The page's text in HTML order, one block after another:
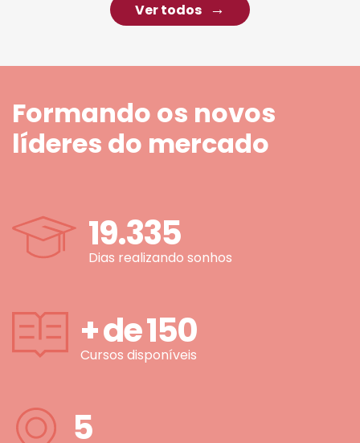
Ver todos
Formando os novos
líderes do mercado
19.335
Dias realizando sonhos
+ de150
Cursos disponíveis
5